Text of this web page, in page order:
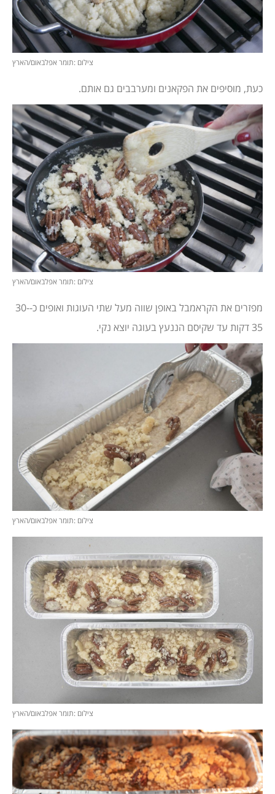
צילום :תומר אפלבאום/הארץ
כעת, מוסיפים את הפקאנים ומערבבים גם אותם.
צילום :תומר אפלבאום/הארץ
מפזרים את הקראמבל באופן שווה מעל שתי העוגות ואופים כ-30-
35 דקות עד שקיסם הננעץ בעוגה יוצא נקי.
צילום :תומר אפלבאום/הארץ
צילום :תומר אפלבאום/הארץ